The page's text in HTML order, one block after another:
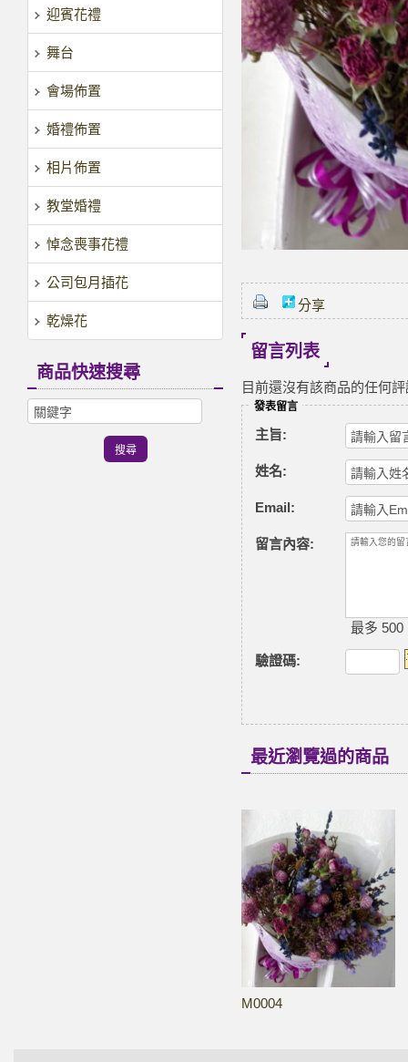
迎賓花禮
舞台
會場佈置
婚禮佈置
相片佈置
教堂婚禮
悼念喪事花禮
公司包月插花
乾燥花
商品快速搜尋
分享
留言列表
目前還沒有該商品的任何
發表留言
主旨:
姓名:
Email:
留言內容:
最多 500
驗證碼:
最近瀏覽過的商品
M0004